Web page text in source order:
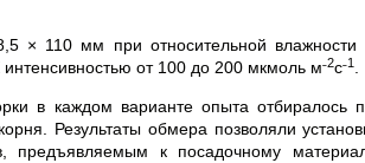
× 110 мм при относительной влажности
от 100 до 200 мкмоль м˗2с˗1
в каждом варианте опыта отбиралось
Результаты обмера позволяли
предъявляемым к посадочному